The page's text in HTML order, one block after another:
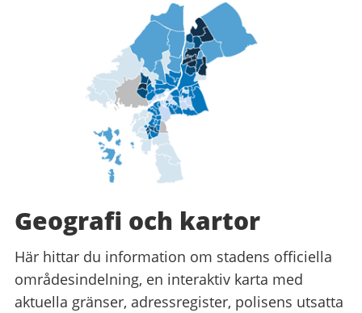
Geografi och kartor
Här hittar du information om stadens officiella
områdesindelning, en interaktiv karta med
aktuella gränser, adressregister, polisens utsatta